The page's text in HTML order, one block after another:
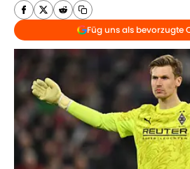
Füg uns als bevorzugte